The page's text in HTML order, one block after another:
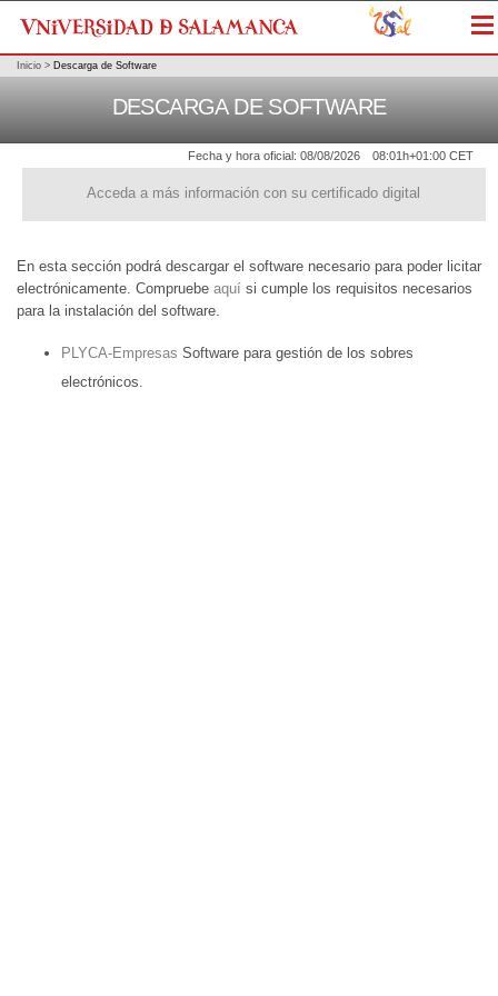
Fecha y hora oficial: 08/08/2026 08:01h+01:00 CET
Acceda a más información con su certificado digital
Inicio > Descarga de Software
DESCARGA DE SOFTWARE
En esta sección podrá descargar el software necesario para poder licitar
electrónicamente. Compruebe aquí si cumple los requisitos necesarios
para la instalación del software.
PLYCA-Empresas Software para gestión de los sobres
electrónicos.